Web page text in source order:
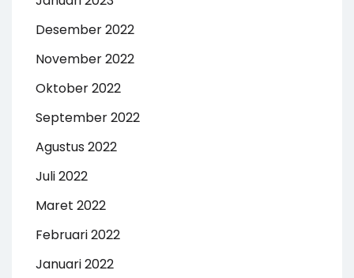
Desember 2022
November 2022
Oktober 2022
September 2022
Agustus 2022
Juli 2022
Maret 2022
Februari 2022
Januari 2022